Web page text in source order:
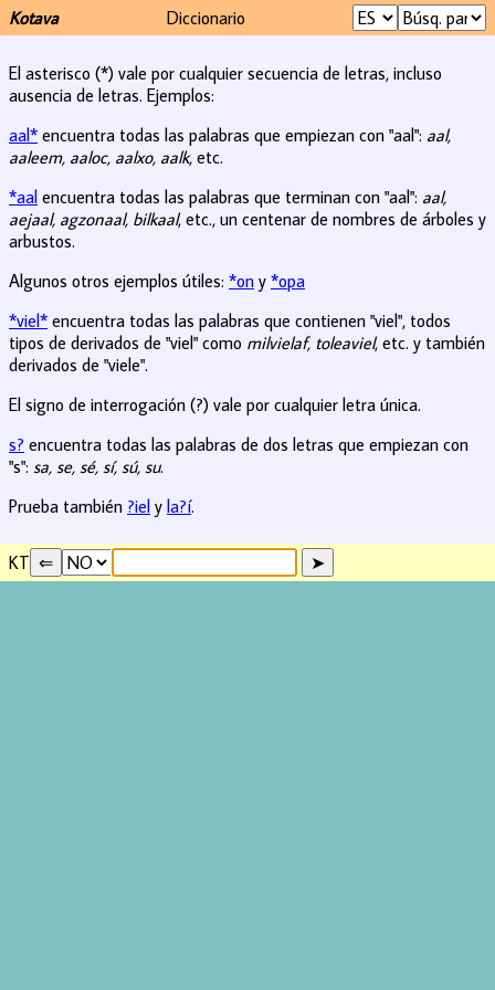
Kotava Diccionario
El asterisco (*) vale por cualquier secuencia de letras, incluso
ausencia de letras. Ejemplos:
aal* encuentra todas las palabras que empiezan con "aal": aal,
aaleem, aaloc, aalxo, aalk, etc.
*aal encuentra todas las palabras que terminan con "aal": aal,
aejaal, agzonaal, bilkaal, etc., un centenar de nombres de árboles y
arbustos.
Algunos otros ejemplos útiles: *on y *opa
*viel* encuentra todas las palabras que contienen "viel", todos
tipos de derivados de "viel" como milvielaf, toleaviel, etc. y también
derivados de "viele".
El signo de interrogación (?) vale por cualquier letra única.
s? encuentra todas las palabras de dos letras que empiezan con
"s": sa, se, sé, sí, sú, su.
Prueba también ?iel y la?í.
KT